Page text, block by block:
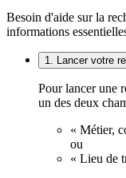
Besoin d'aide sur la
informations
1. Lancer votre
Pour lancer une
un des deux
« Métier,
ou
« Lieu de